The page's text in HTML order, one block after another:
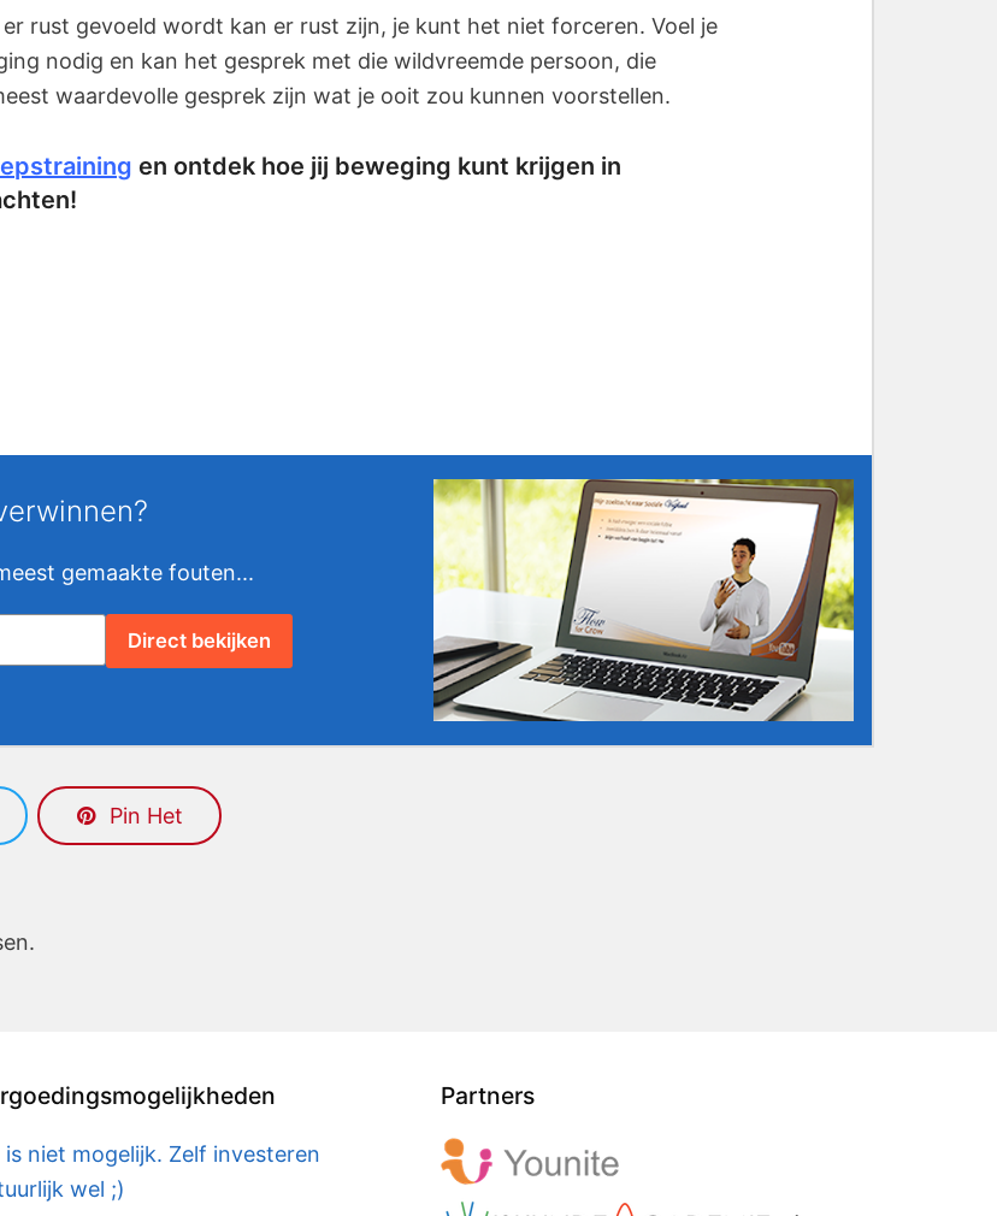
rust gevoeld wordt kan er rust zijn, je kunt het niet forceren. Voel je
nodig en kan het gesprek met die wildvreemde persoon, die
waardevolle gesprek zijn wat je ooit zou kunnen voorstellen.
en ontdek hoe jij beweging kunt krijgen in
gemaakte fouten...
Direct bekijken
Pin Het
is niet mogelijk. Zelf investeren
wel ;)
Partners